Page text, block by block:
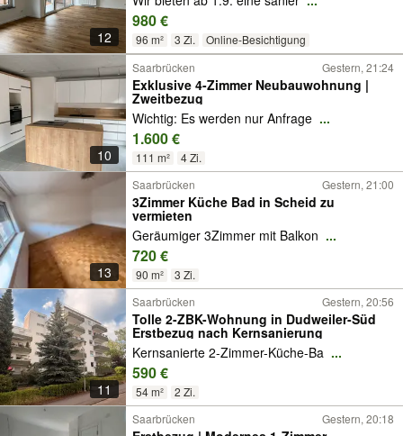
12
980 €
96 m² 3 Zi. Online-Besichtigung
10
Saarbrücken Gestern, 21:24
Exklusive 4-Zimmer Neubauwohnung |
Zweitbezug
Wichtig: Es werden nur Anfrage ...
1.600 €
111 m² 4 Zi.
13
Saarbrücken Gestern, 21:00
3Zimmer Küche Bad in Scheid zu
vermieten
Geräumiger 3Zimmer mit Balkon ...
720 €
90 m² 3 Zi.
11
Saarbrücken Gestern, 20:56
Tolle 2-ZBK-Wohnung in Dudweiler-Süd
Erstbezug nach Kernsanierung
Kernsanierte 2-Zimmer-Küche-Ba ...
590 €
54 m² 2 Zi.
Saarbrücken Gestern, 20:18